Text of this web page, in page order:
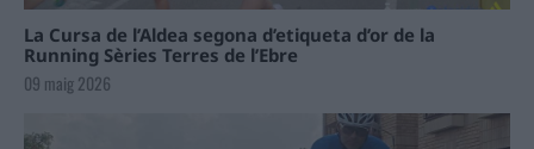
La Cursa de l’Aldea segona d’etiqueta d’or de la
Running Sèries Terres de l’Ebre
09 maig 2026